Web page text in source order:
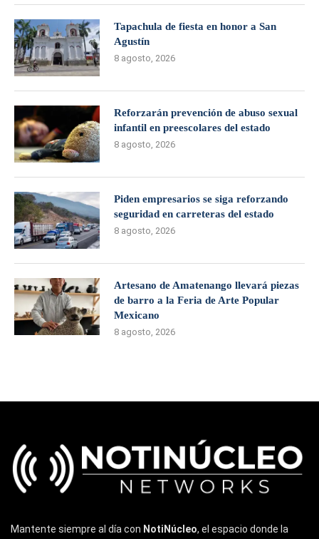
Tapachula de fiesta en honor a San
Agustín
8 agosto, 2026
Reforzarán prevención de abuso sexual
infantil en preescolares del estado
8 agosto, 2026
Piden empresarios se siga reforzando
seguridad en carreteras del estado
8 agosto, 2026
Artesano de Amatenango llevará piezas
de barro a la Feria de Arte Popular
Mexicano
8 agosto, 2026
Mantente siempre al día con NotiNúcleo, el espacio donde la